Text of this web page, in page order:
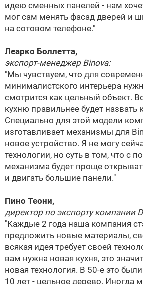
идею сменных панелей - нам
мог сам менять фасад дверей и
на сотовом телефоне."
Леарко Боллетта,
экспорт-менеджер Binova:
"Мы чувствуем, что для
минималистского интерьера
смотрится как цельный объект.
кухню правильнее будет назвать
Специально для этой модели
изготавливает механизмы для
новое устройство. Я не могу
технологии, но суть в том, что с
механизма будет проще
и двигать большие панели."
Пино Теони,
директор по экспорту компании
"Каждые 2 года наша компания
предложить новые материалы,
всякая идея требует своей
вам нужна новая кухня, это
новая технология. В 50-е это
10 лет - цельное дерево. Иногда